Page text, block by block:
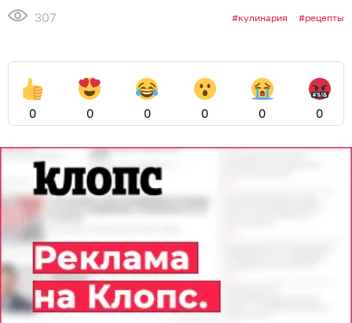
307 кулинария рецепты
0 0 0 0 0 0